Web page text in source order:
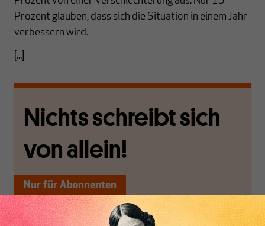
Prozent glauben, dass sich die Situation in einem Jahr
verbessern wird.
[...]
Nichts schreibt sich
von allein!
Nur für Abonnenten
MAKROSKOP analysiert
Wir verlassen die